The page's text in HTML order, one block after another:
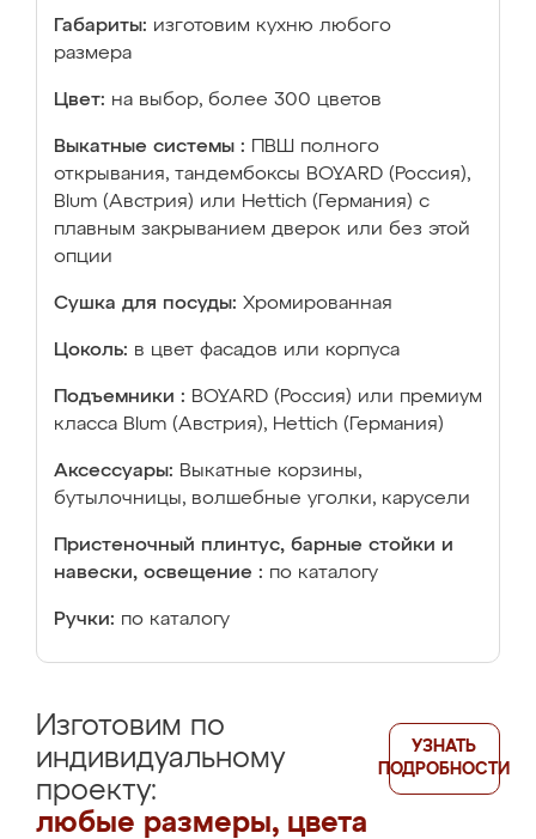
Габариты: изготовим кухню любого
размера
Цвет: на выбор, более 300 цветов
Выкатные системы :
ПВШ полного
открывания, тандембоксы BOYARD (Россия),
Blum (Австрия) или Hettich (Германия) с
плавным закрыванием дверок или без этой
опции
Сушка для посуды: Хромированная
Цоколь: в цвет фасадов или корпуса
Подъемники : BOYARD (Россия) или премиум
класса Blum (Австрия), Hettich (Германия)
Аксессуары: Выкатные корзины,
бутылочницы, волшебные уголки, карусели
Пристеночный плинтус, барные стойки и
навески, освещение : по каталогу
Ручки: по каталогу
Изготовим по
индивидуальному
проекту:
любые размеры, цвета
УЗНАТЬ
ПОДРОБНОСТИ